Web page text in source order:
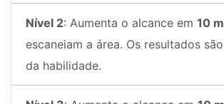
Nível 2: Aumenta o alcance em 10
escaneiam a área. Os resultados
da habilidade.